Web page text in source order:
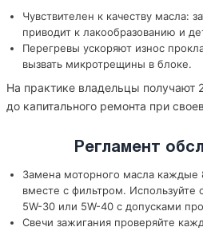
Чувствителен к качеству масла:
приводит к лакообразованию и
Перегревы ускоряют износ
вызвать микротрещины в блоке.
На практике владельцы получают
до капитального ремонта при
Регламент
Замена моторного масла каждые
вместе с фильтром. Используйте
5W-30 или 5W-40 с допусками
Свечи зажигания проверяйте